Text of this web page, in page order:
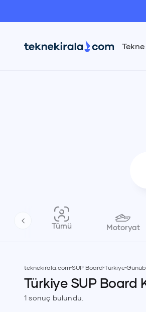
Tümü Motoryat
teknekirala.com SUP Board Türkiye
Türkiye SUP Board
1 sonuç bulundu.